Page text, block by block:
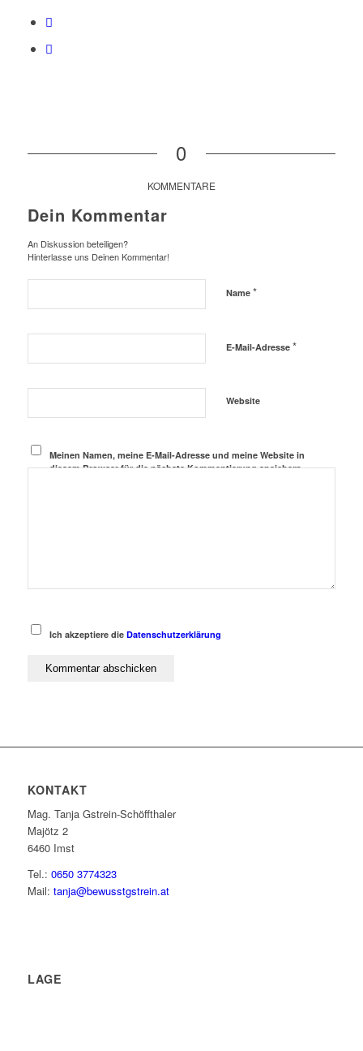
0
KOMMENTARE
Dein Kommentar
An Diskussion beteiligen?
Hinterlasse uns Deinen Kommentar!
Name *
E-Mail-Adresse *
Website
Meinen Namen, meine E-Mail-Adresse und meine Website in
diesem Browser für die nächste Kommentierung speichern.
Ich akzeptiere dieDatenschutzerklärung
KONTAKT
Mag. Tanja Gstrein-Schöffthaler
Majötz 2
6460 Imst
Tel.: 0650 3774323
Mail: tanja@bewusstgstrein.at
LAGE